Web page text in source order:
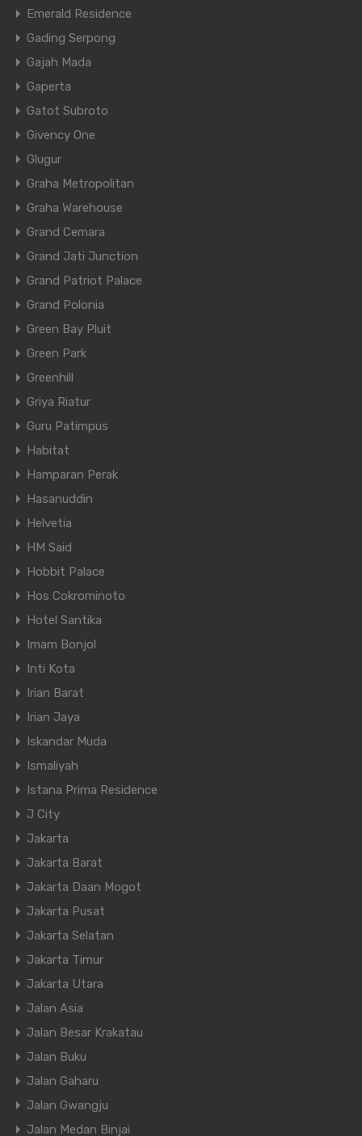
Emerald Residence
Gading Serpong
Gajah Mada
Gaperta
Gatot Subroto
Givency One
Glugur
Graha Metropolitan
Graha Warehouse
Grand Cemara
Grand Jati Junction
Grand Patriot Palace
Grand Polonia
Green Bay Pluit
Green Park
Greenhill
Griya Riatur
Guru Patimpus
Habitat
Hamparan Perak
Hasanuddin
Helvetia
HM Said
Hobbit Palace
Hos Cokrominoto
Hotel Santika
Imam Bonjol
Inti Kota
Irian Barat
Irian Jaya
Iskandar Muda
Ismaliyah
Istana Prima Residence
J City
Jakarta
Jakarta Barat
Jakarta Daan Mogot
Jakarta Pusat
Jakarta Selatan
Jakarta Timur
Jakarta Utara
Jalan Asia
Jalan Besar Krakatau
Jalan Buku
Jalan Gaharu
Jalan Gwangju
Jalan Medan Binjai